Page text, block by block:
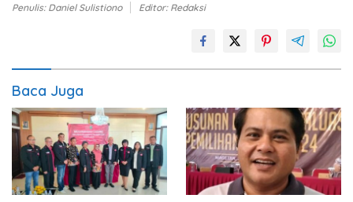
Penulis: Daniel Sulistiono Editor: Redaksi
Baca Juga